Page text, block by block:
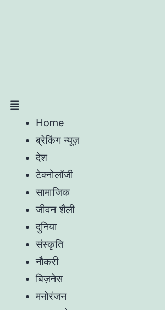
Home
ब्रेकिंग न्यूज़
देश
टेक्नोलॉजी
सामाजिक
जीवन शैली
दुनिया
संस्कृति
नौकरी
बिज़नेस
मनोरंजन